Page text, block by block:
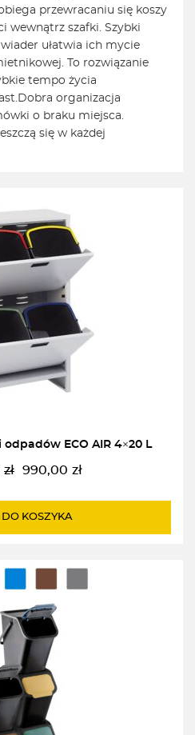
przewracaniu się koszy
wewnątrz szafki. Szybki
ułatwia ich mycie
To rozwiązanie
tempo życia
Dobra organizacja
o braku miejsca.
się w każdej
ECO AIR 4×20 L
zł
Pierwotna
wynosiła:
990,00 zł
Aktualna
wynosi:
KOSZYKA